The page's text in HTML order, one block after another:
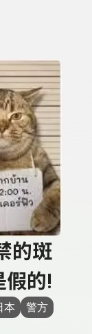
鍵字
的斑
假的!
本 警方